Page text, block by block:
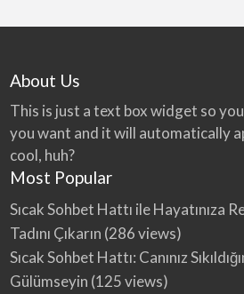
About Us
This is just a text box widget so
you want and it will automatically
cool, huh?
Most Popular
Sıcak Sohbet Hattı ile Hayatınıza
Tadını Çıkarın (286 views)
Sıcak Sohbet Hattı: Canınız
Gülümseyin (125 views)